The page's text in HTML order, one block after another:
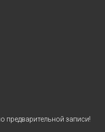
предварительной записи!